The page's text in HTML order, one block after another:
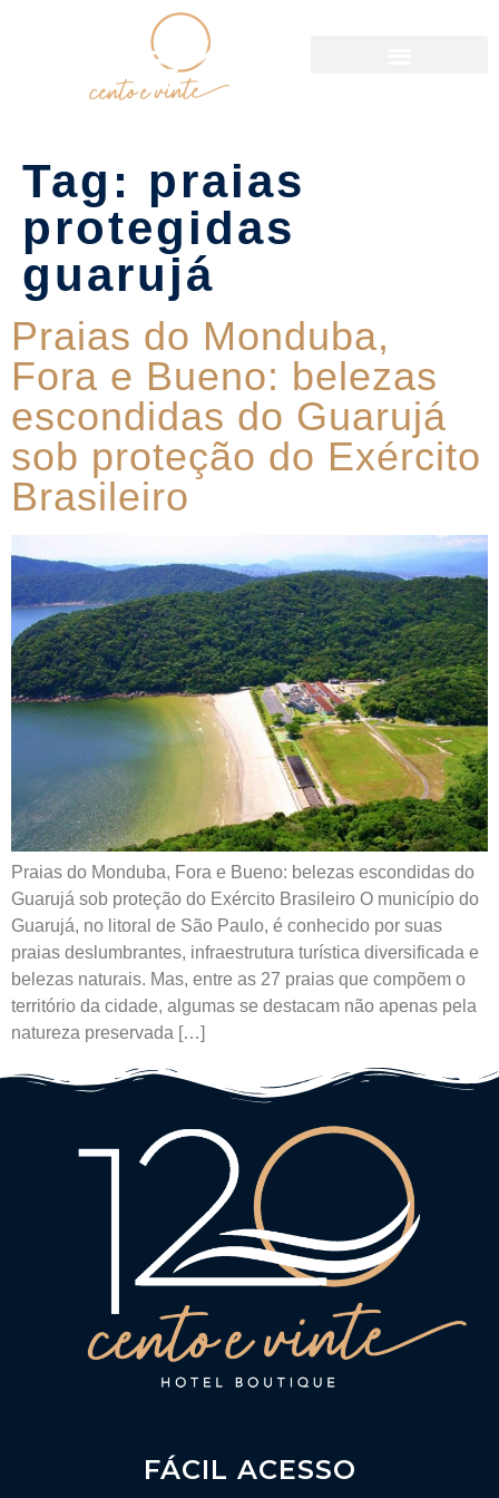
Tag: praias
protegidas
guarujá
Praias do Monduba,
Fora e Bueno: belezas
escondidas do Guarujá
sob proteção do Exército
Brasileiro
Praias do Monduba, Fora e Bueno: belezas escondidas do
Guarujá sob proteção do Exército Brasileiro O município do
Guarujá, no litoral de São Paulo, é conhecido por suas
praias deslumbrantes, infraestrutura turística diversificada e
belezas naturais. Mas, entre as 27 praias que compõem o
território da cidade, algumas se destacam não apenas pela
natureza preservada […]
FÁCIL ACESSO